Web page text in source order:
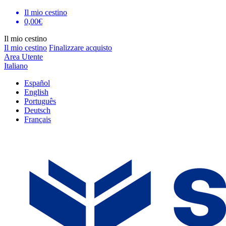
Il mio cestino
0,00€
Il mio cestino
Il mio cestino Finalizzare acquisto
Area Utente
Italiano
Español
English
Português
Deutsch
Français